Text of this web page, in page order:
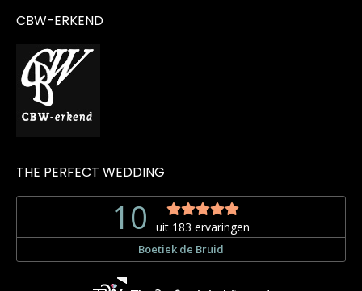
CBW-ERKEND
THE PERFECT WEDDING